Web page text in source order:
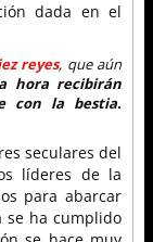
dada en el
reyes, que aún
hora recibirán
con la bestia.
seculares del
líderes de la
para abarcar
se ha cumplido